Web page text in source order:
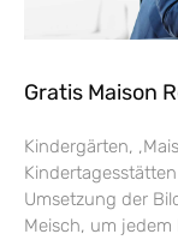
Gratis Maison
Kindergärten,
Umsetzung der
Meisch, um